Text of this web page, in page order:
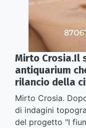
Mirto Crosia.Il
antiquarium
rilancio della
Mirto Crosia.
di indagini
del progetto "I